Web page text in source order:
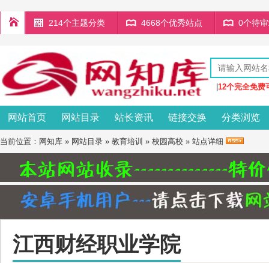
214个主题分类 4668个优秀站点 0个待
12个完全免费
网站首页 网站目录 站长资讯 链接交换 分类浏览
当前位置： 网知库 » 网站目录 » 教育培训 » 校园高校 » 站点详细
江西财经职业学院